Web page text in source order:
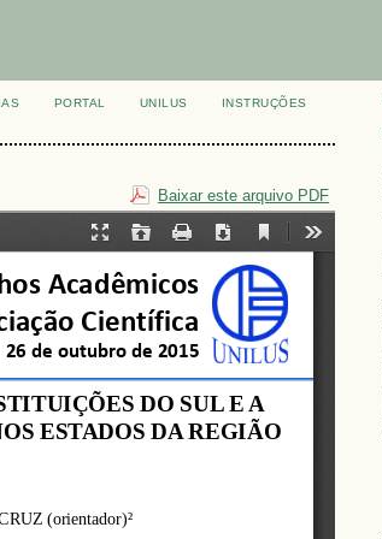
PORTAL UNILUS
INSTRUÇÕES
Baixar este arquivo PDF